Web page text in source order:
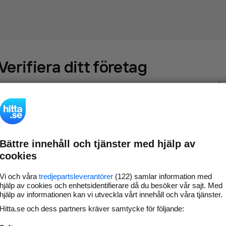
ditt företag
som69 558företag - ta kontroll över din företagssida på
hitta.se och syns bättre mot kunder i ditt närområde. Helt
kostnadsfritt.
Uppdatera din
företagsinformation
Svara på och hantera dina
Gå vidare
Bättre innehåll och tjänster med hjälp av
cookies
Vi och våra tredjepartsleverantörer (122) samlar information med
hjälp av cookies och enhetsidentifierare då du besöker vår sajt. Med
hjälp av informationen kan vi utveckla vårt innehåll och våra tjänster.
Hitta.se och dess partners kräver samtycke för följande: